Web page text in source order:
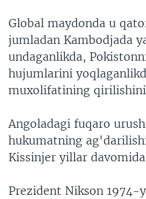
Global maydonda u
jumladan Kambodjada
undaganlikda,
hujumlarini
muxolifatining
Angoladagi fuqaro
hukumatning
Kissinjer yillar
Prezident Nikson